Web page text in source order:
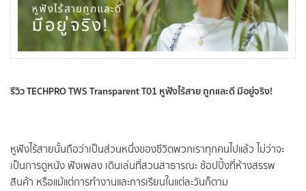
รีวิว TECHPRO TWS Transparent T01 หูฟังไร้สาย ถูกและดี มีอยู่จริง!
หูฟังไร้สายนั้นถือว่าเป็นส่วนหนึ่งของชีวิตพวกเราทุกคนไปแล้ว ไม่ว่าจะ
เป็นการดูหนัง ฟังเพลง เดินเล่นที่สวนสาธารณะ ช้อปปิ้งที่ห้างสรรพ
สินค้า หรือแม้แต่การทำงานและการเรียนในแต่ละวันก็ตาม